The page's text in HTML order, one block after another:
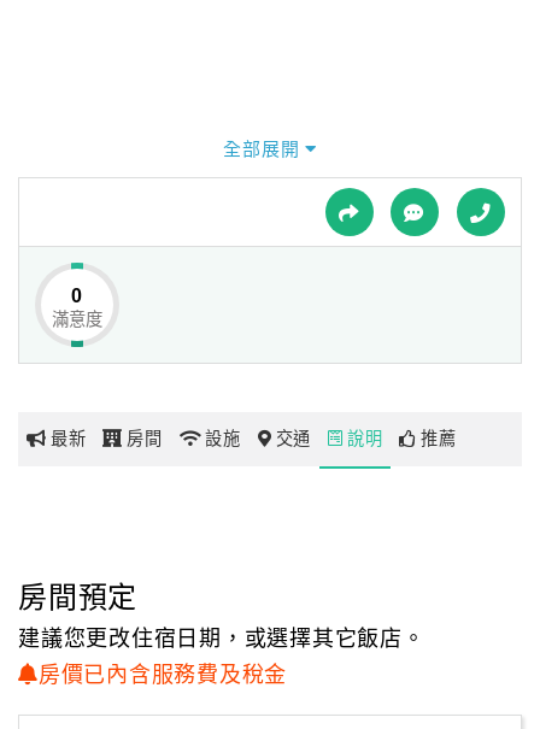
球
網
玩
地
圖
顧
全部展開
0
滿意度
最新 房間 設施 交通 說明 推薦
房間預定
建議您更改住宿日期，或選擇其它飯店。
房價已內含服務費及稅金